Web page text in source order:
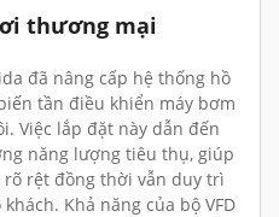
thương mại
đã nâng cấp hệ thống hồ
tần điều khiển máy bơm
Việc lắp đặt này dẫn đến
năng lượng tiêu thụ, giúp
rệt đồng thời vẫn duy trì
Khả năng của bộ VFD